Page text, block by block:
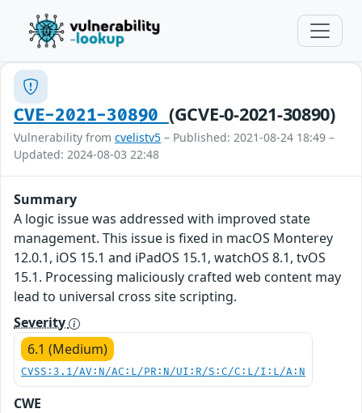
CVE-2021-30890 (GCVE-0-2021-30890)
Vulnerability from cvelistv5 – Published: 2021-08-24 18:49 –
Updated: 2024-08-03 22:48
Summary
A logic issue was addressed with improved state
management. This issue is fixed in macOS Monterey
12.0.1, iOS 15.1 and iPadOS 15.1, watchOS 8.1, tvOS
15.1. Processing maliciously crafted web content may
lead to universal cross site scripting.
Severity
6.1 (Medium)
CVSS:3.1/AV:N/AC:L/PR:N/UI:R/S:C/C:L/I:L/A:N
CWE